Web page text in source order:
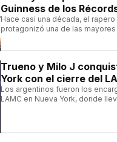
Guinness de los
Hace casi una década, el
protagonizó una de las
Trueno y Milo J
York con el cierre del
Los argentinos fueron los
LAMC en Nueva York, donde